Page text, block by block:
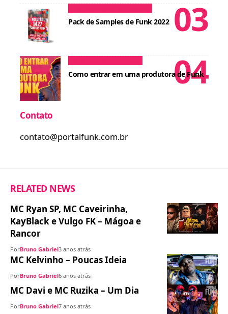
Pack de Samples de Funk 2022
Como entrar em uma produtora de Funk
Contato
contato@portalfunk.com.br
RELATED NEWS
MC Ryan SP, MC Caveirinha,
KayBlack e Vulgo FK – Mágoa e
Rancor
PorBruno Gabriel3 anos atrás
MC Kelvinho – Poucas Ideia
PorBruno Gabriel6 anos atrás
MC Davi e MC Ruzika – Um Dia
PorBruno Gabriel7 anos atrás